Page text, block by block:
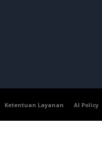
Ketentuan Layanan AI Policy